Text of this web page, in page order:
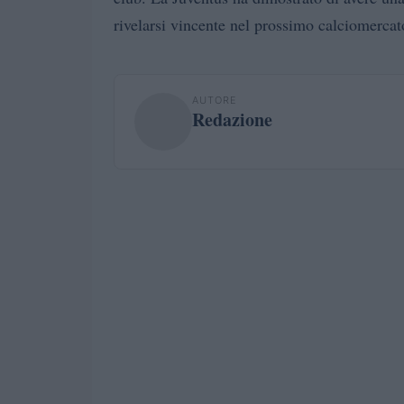
rivelarsi vincente nel prossimo
AUTORE
Redazione